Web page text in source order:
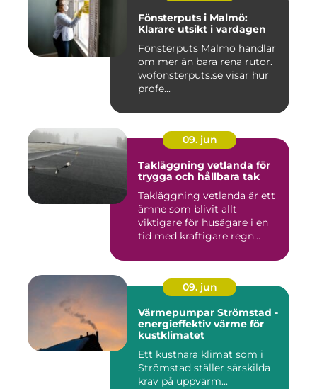
Fönsterputs i Malmö:
Klarare utsikt i vardagen
Fönsterputs Malmö handlar
om mer än bara rena rutor.
wofonsterputs.se visar hur
profe...
09. jun
Takläggning vetlanda för
trygga och hållbara tak
Takläggning vetlanda är ett
ämne som blivit allt
viktigare för husägare i en
tid med kraftigare regn...
09. jun
Värmepumpar Strömstad -
energieffektiv värme för
kustklimatet
Ett kustnära klimat som i
Strömstad ställer särskilda
krav på uppvärm...